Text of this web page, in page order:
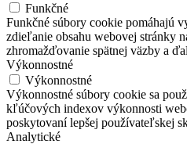
Funkčné
Funkčné súbory cookie pomáhajú
zdieľanie obsahu webovej stránky
zhromažďovanie spätnej väzby a
Výkonnostné
Výkonnostné
Výkonnostné súbory cookie sa
kľúčových indexov výkonnosti
poskytovaní lepšej používateľskej
Analytické